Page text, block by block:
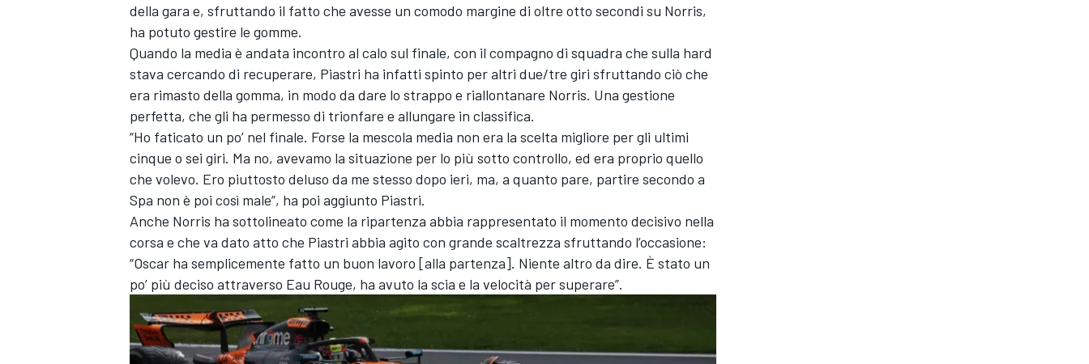
della gara e, sfruttando il fatto che avesse un comodo margine di oltre otto secondi su Norris,
ha potuto gestire le gomme.
Quando la media è andata incontro al calo sul finale, con il compagno di squadra che sulla hard
stava cercando di recuperare, Piastri ha infatti spinto per altri due/tre giri sfruttando ciò che
era rimasto della gomma, in modo da dare lo strappo e riallontanare Norris. Una gestione
perfetta, che gli ha permesso di trionfare e allungare in classifica.
“Ho faticato un po’ nel finale. Forse la mescola media non era la scelta migliore per gli ultimi
cinque o sei giri. Ma no, avevamo la situazione per lo più sotto controllo, ed era proprio quello
che volevo. Ero piuttosto deluso da me stesso dopo ieri, ma, a quanto pare, partire secondo a
Spa non è poi così male”, ha poi aggiunto Piastri.
Anche Norris ha sottolineato come la ripartenza abbia rappresentato il momento decisivo nella
corsa e che va dato atto che Piastri abbia agito con grande scaltrezza sfruttando l’occasione:
“Oscar ha semplicemente fatto un buon lavoro [alla partenza]. Niente altro da dire. È stato un
po’ più deciso attraverso Eau Rouge, ha avuto la scia e la velocità per superare”.